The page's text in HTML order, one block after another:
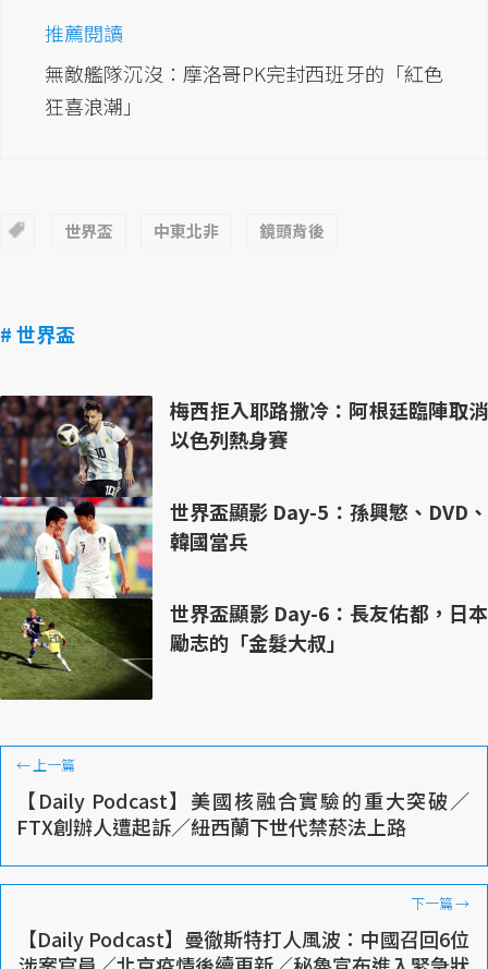
推薦閱讀
無敵艦隊沉沒：摩洛哥PK完封西班牙的「紅色
狂喜浪潮」
世界盃 中東北非 鏡頭背後
# 世界盃
梅西拒入耶路撒冷：阿根廷臨陣取消
以色列熱身賽
世界盃顯影 Day-5：孫興慜、DVD、
韓國當兵
世界盃顯影 Day-6：長友佑都，日本
勵志的「金髮大叔」
←上一篇
【Daily Podcast】美國核融合實驗的重大突破／
FTX創辦人遭起訴／紐西蘭下世代禁菸法上路
下一篇→
【Daily Podcast】曼徹斯特打人風波：中國召回6位